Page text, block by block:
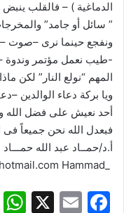
الدماغية ) – فالقلب
” سائل أو جامد”
ونفجع حينما نرى –صوت
-طيب نعمل مؤتمر وندوة
المهم “نولع النار” لكن
ويا بركة دعاء الوالدين
أحد نعيش على فضل الله
فبعدل الله نحن جميعاً فى
أ.د/حمــاد عبد الله حمـــاد
F
E
X